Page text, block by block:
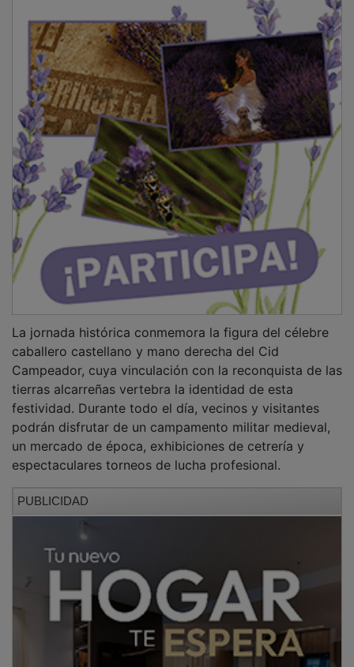
caballero castellano y mano derecha del Cid
Campeador, cuya vinculación con la reconquista de las
tierras alcarreñas vertebra la identidad de esta
festividad. Durante todo el día, vecinos y visitantes
podrán disfrutar de un campamento militar medieval,
un mercado de época, exhibiciones de cetrería y
espectaculares torneos de lucha profesional.
El alcalde de Horche, Manuel Salvador, ha destacado
la enorme trascendencia de este salto cualitativo para
el municipio. "Con el paso al 'Día de Álvar Fáñez de
Minaya', Horche no solo rinde tributo a sus raíces
históricas, sino que posiciona esta festividad como un
referente turístico y cultural ineludible en toda la
provincia de Guadalajara".